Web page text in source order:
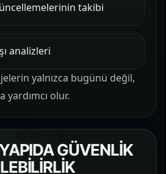
takibi
analizleri
yalnızca bugünü değil,
yardımcı olur.
GÜVENLİK